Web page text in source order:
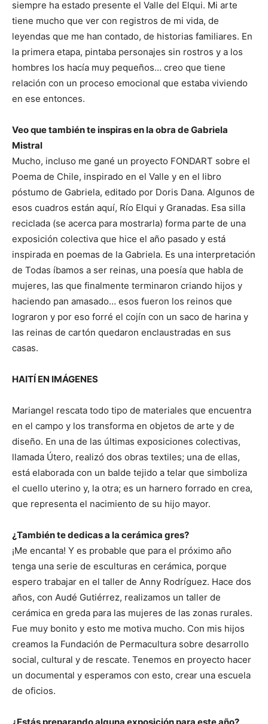
siempre ha estado presente el Valle del Elqui. Mi arte
tiene mucho que ver con registros de mi vida, de
leyendas que me han contado, de historias familiares. En
la primera etapa, pintaba personajes sin rostros y a los
hombres los hacía muy pequeños… creo que tiene
relación con un proceso emocional que estaba viviendo
en ese entonces.
Veo que también te inspiras en la obra de Gabriela
Mistral
Mucho, incluso me gané un proyecto FONDART sobre el
Poema de Chile, inspirado en el Valle y en el libro
póstumo de Gabriela, editado por Doris Dana. Algunos de
esos cuadros están aquí, Río Elqui y Granadas. Esa silla
reciclada (se acerca para mostrarla) forma parte de una
exposición colectiva que hice el año pasado y está
inspirada en poemas de la Gabriela. Es una interpretación
de Todas íbamos a ser reinas, una poesía que habla de
mujeres, las que finalmente terminaron criando hijos y
haciendo pan amasado… esos fueron los reinos que
lograron y por eso forré el cojín con un saco de harina y
las reinas de cartón quedaron enclaustradas en sus
casas.
HAITÍ EN IMÁGENES
Mariangel rescata todo tipo de materiales que encuentra
en el campo y los transforma en objetos de arte y de
diseño. En una de las últimas exposiciones colectivas,
llamada Útero, realizó dos obras textiles; una de ellas,
está elaborada con un balde tejido a telar que simboliza
el cuello uterino y, la otra; es un harnero forrado en crea,
que representa el nacimiento de su hijo mayor.
¿También te dedicas a la cerámica gres?
¡Me encanta! Y es probable que para el próximo año
tenga una serie de esculturas en cerámica, porque
espero trabajar en el taller de Anny Rodríguez. Hace dos
años, con Audé Gutiérrez, realizamos un taller de
cerámica en greda para las mujeres de las zonas rurales.
Fue muy bonito y esto me motiva mucho. Con mis hijos
creamos la Fundación de Permacultura sobre desarrollo
social, cultural y de rescate. Tenemos en proyecto hacer
un documental y esperamos con esto, crear una escuela
de oficios.